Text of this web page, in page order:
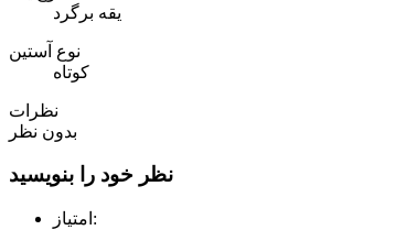
یقه برگرد
نوع آستین
کوتاه
نظرات
بدون نظر
نظر خود را بنویسید
امتیاز: